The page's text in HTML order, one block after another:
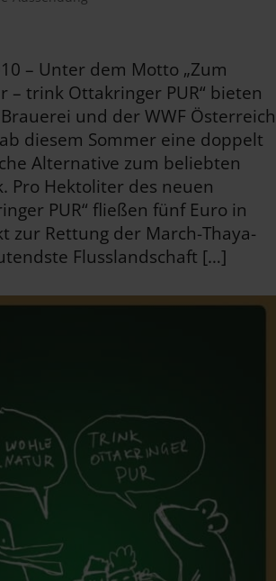
– Unter dem Motto „Zum
– trink Ottakringer PUR“ bieten
und der WWF Österreich
diesem Sommer eine doppelt
Alternative zum beliebten
Pro Hektoliter des neuen
PUR“ fließen fünf Euro in
zur Rettung der March-Thaya-
Flusslandschaft […]